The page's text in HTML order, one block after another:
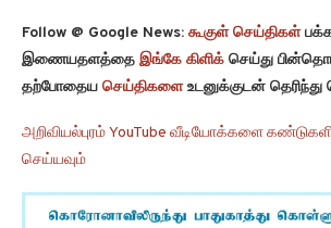
Follow @ Google News: கூகுள் செய்திகள்
இணையதளத்தை இங்கே கிளிக் செய்து
தற்போதைய செய்திகளைஉடனுக்குடன்
அறிவியல்புரம் YouTube வீடியோக்களை
செய்யவும்